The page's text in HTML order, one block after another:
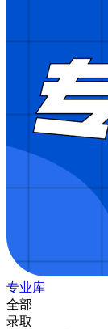
专业库
全部
录取